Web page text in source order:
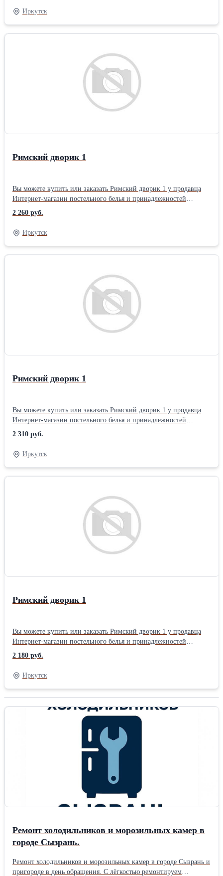
тематика: Цветы Размер: Семейный 2 нав. упаковка: Книжка
ПВХ комплектация: Стандартная Плотность ткани: 110 гр/м Тип
простыни КПБ: Стандарт (бесшовная) Застежка на
Иркутск
Римский дворик 1
Вы можете купить или заказать Римский дворик 1 у продавца
Интернет-магазин постельного белья и принадлежностей
«ТехДизайн» ( Иркутск )Тип ткани: Перкаль материал: Перкаль
цвет: Зеленый позиционирование: Унисекс тематика: Цветы
Размер: Евро2 2 нав. упаковка: Книжка ПВХ комплектация:
Стандартная Плотность ткани: 110 гр/м Тип простыни КПБ:
Стандарт (бесшовная) Застежка на пододеяльнике КПБ: Разрез (в
2 260 руб.
Иркутск
Римский дворик 1
Вы можете купить или заказать Римский дворик 1 у продавца
Интернет-магазин постельного белья и принадлежностей
«ТехДизайн» ( Иркутск )Тип ткани: Перкаль материал: Перкаль
цвет: Зеленый позиционирование: Унисекс тематика: Цветы
Размер: Евро1 2 нав. упаковка: Книжка ПВХ комплектация:
Стандартная Плотность ткани: 110 гр/м Тип простыни КПБ:
Стандарт (бесшовная) Застежка на пододеяльнике КПБ: Разрез (в
2 310 руб.
Иркутск
Римский дворик 1
Вы можете купить или заказать Римский дворик 1 у продавца
Интернет-магазин постельного белья и принадлежностей
«ТехДизайн» ( Иркутск )Размер: Евро Тип ткани: Перкаль
материал: Перкаль цвет: Зеленый позиционирование: Унисекс
тематика: Цветы Размер: 2,0 евро 2 нав. упаковка: Книжка ПВХ
комплектация: Стандартная Плотность ткани: 110 гр/м Тип
простыни КПБ: Стандарт (бесшовная) Застежка на
2 180 руб.
Иркутск
Ремонт холодильников и морозильных камер в
городе Сызрань.
Ремонт холодильников и морозильных камер в городе Сызрань и
пригороде в день обращения. С лёгкостью ремонтируем